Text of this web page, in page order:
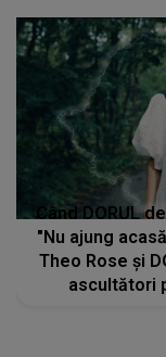
Când DORUL
"Nu ajung
Theo Rose și
ascultători